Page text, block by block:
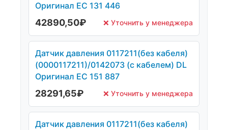
Оригинал ЕС 131 446
42890,50₽ ❌ Уточнить у менеджера
Датчик давления 0117211(без кабеля)
(0000117211)/0142073 (с кабелем) DL
Оригинал ЕС 151 887
28291,65₽ ❌ Уточнить у менеджера
Датчик давления 0117211(без кабеля)